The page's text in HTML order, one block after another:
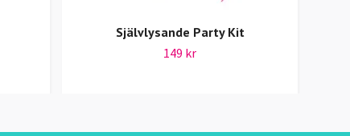
Självlysande Party Kit
149 kr